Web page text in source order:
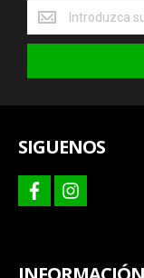
Obtenga
las
últimas
y
SIGUENOS
facebookinstagram